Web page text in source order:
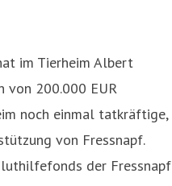
im Tierheim Albert
von 200.000 EUR
noch einmal tatkräftige,
von Fressnapf.
der